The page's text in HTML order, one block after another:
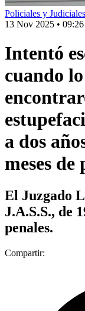
Policiales y Judiciales
13 Nov 2025 • 09:26
Intentó
cuando
a dos
meses
El Juzgado
J.A.S.S., de
penales.
Compartir: